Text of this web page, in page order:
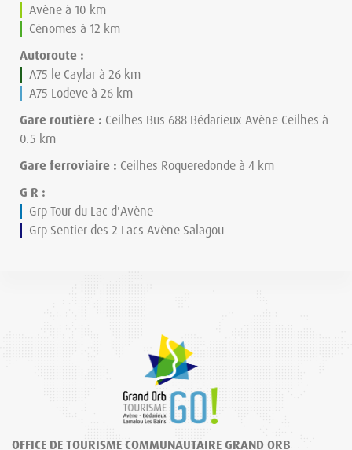
Avène à 10 km
Cénomes à 12 km
Autoroute :
A75 le Caylar à 26 km
A75 Lodeve à 26 km
Gare routière : Ceilhes Bus 688 Bédarieux Avène Ceilhes à
0.5 km
Gare ferroviaire : Ceilhes Roqueredonde à 4 km
G R :
Grp Tour du Lac d'Avène
Grp Sentier des 2 Lacs Avène Salagou
OFFICE DE TOURISME COMMUNAUTAIRE GRAND ORB